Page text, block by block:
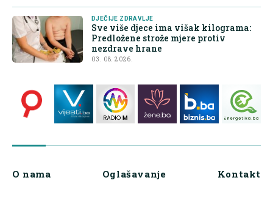
DJEČIJE ZDRAVLJE
Sve više djece ima višak kilograma:
Predložene strože mjere protiv
nezdrave hrane
03. 08. 2026.
O nama Oglašavanje Kontakt